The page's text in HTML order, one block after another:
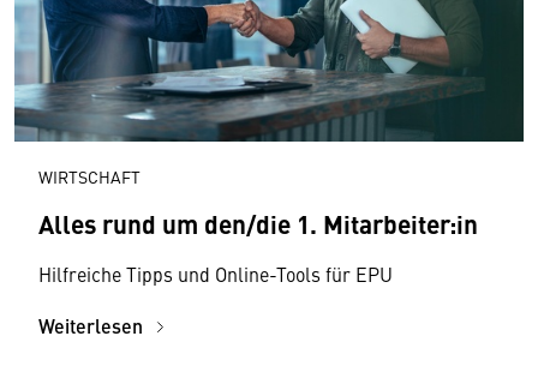
WIRTSCHAFT
Alles rund um den/die 1. Mitarbeiter:in
Hilfreiche Tipps und Online-Tools für EPU
Weiterlesen